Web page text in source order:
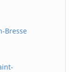
Bresse